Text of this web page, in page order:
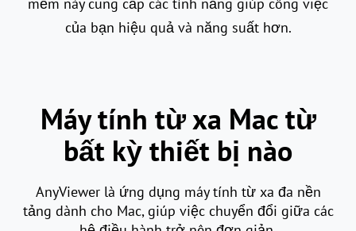
mềm này cung cấp các tính năng giúp công việc
của bạn hiệu quả và năng suất hơn.
Máy tính từ xa Mac từ
bất kỳ thiết bị nào
AnyViewer là ứng dụng máy tính từ xa đa nền
tảng dành cho Mac, giúp việc chuyển đổi giữa các